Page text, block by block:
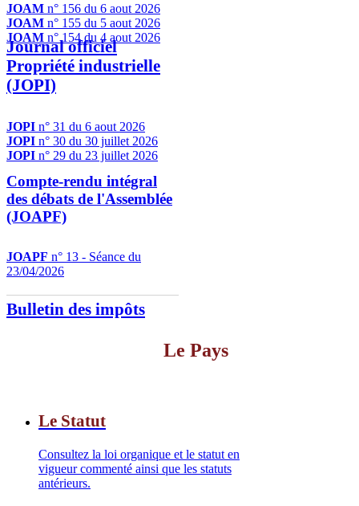
JOAM n° 156 du 6 aout 2026
JOAM n° 155 du 5 aout 2026
JOAM n° 154 du 4 aout 2026
Journal officiel
Propriété industrielle
(JOPI)
JOPI n° 31 du 6 aout 2026
JOPI n° 30 du 30 juillet 2026
JOPI n° 29 du 23 juillet 2026
Compte-rendu intégral
des débats de l'Assemblée
(JOAPF)
JOAPF n° 13 - Séance du
23/04/2026
Bulletin des impôts
Le Pays
Le Statut
Consultez la loi organique et le statut en
vigueur commenté ainsi que les statuts
antérieurs.